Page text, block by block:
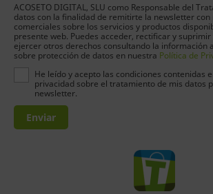
ACOSETO DIGITAL, SLU como Responsable del
datos con la finalidad de remitirte la newsletter con
comerciales sobre los servicios y productos
presente web. Puedes acceder, rectificar y
ejercer otros derechos consultando la información
sobre protección de datos en nuestra Política de
He leído y acepto las condiciones contenidas
privacidad sobre el tratamiento de mis datos
newsletter.
Enviar